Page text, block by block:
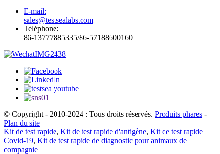
E-mail:
sales@testsealabs.com
Téléphone:
86-13777885335/86-57188600160
© Copyright - 2010-2024 : Tous droits réservés. Produits phares -
Plan du site
Kit de test rapide, Kit de test rapide d'antigène, Kit de test rapide
Covid-19, Kit de test rapide de diagnostic pour animaux de
compagnie